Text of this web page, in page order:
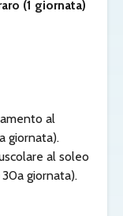
(1 giornata)
al
giornata).
al soleo
giornata).